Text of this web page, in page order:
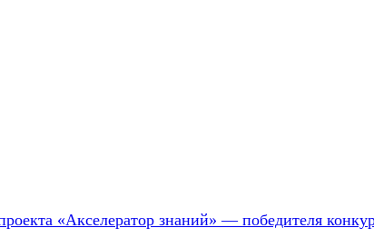
«Акселератор знаний» — победителя